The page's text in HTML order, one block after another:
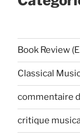
Book Review
Classical
commentaire
critique